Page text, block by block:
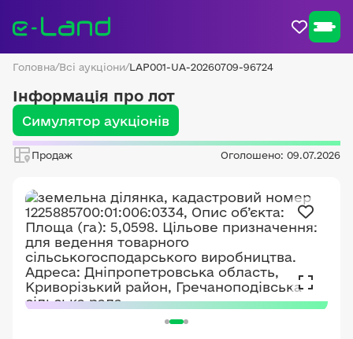
Головна/Всі аукціони/LAP001-UA-20260709-96724
Інформація про лот
Симулятор аукціонів
Продаж Оголошено: 09.07.2026